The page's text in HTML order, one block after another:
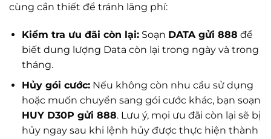
cùng cần thiết để tránh lãng phí:
Kiểm tra ưu đãi còn lại:Soạn DATA gửi 888 để
biết dung lượng Data còn lại trong ngày và trong
tháng.
Hủy gói cước:Nếu không còn nhu cầu sử dụng
hoặc muốn chuyển sang gói cước khác, bạn soạn
HUY D30P gửi 888. Lưu ý, mọi ưu đãi còn lại sẽ bị
hủy ngay sau khi lệnh hủy được thực hiện thành